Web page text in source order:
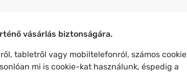
vásárlás biztonságára.
tabletről vagy mobiltelefonról, számos cookie
mi is cookie-kat használunk, éspedig a